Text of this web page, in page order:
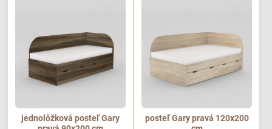
jednolôžková posteľ Gary
posteľ Gary pravá 120x200